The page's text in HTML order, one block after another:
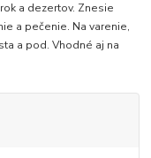
a dezertov. Znesie
a pečenie. Na varenie,
a pod. Vhodné aj na